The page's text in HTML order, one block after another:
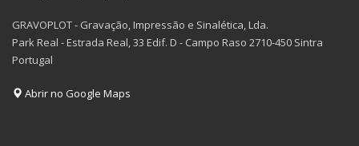
GRAVOPLOT - Gravação, Impressão e Sinalética, Lda.
Park Real - Estrada Real, 33 Edif. D - Campo Raso 2710-450 Sintra
Portugal
Abrir no Google Maps